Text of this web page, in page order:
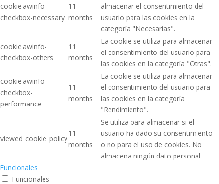
cookielawinfo-
checkbox-necessary
11
months
almacenar el consentimiento del
usuario para las cookies en la
categoría "Necesarias".
cookielawinfo-
checkbox-others
11
months
La cookie se utiliza para almacenar
el consentimiento del usuario para
las cookies en la categoría "Otras".
cookielawinfo-
checkbox-
performance
11
months
La cookie se utiliza para almacenar
el consentimiento del usuario para
las cookies en la categoría
"Rendimiento".
viewed_cookie_policy
11
months
Se utiliza para almacenar si el
usuario ha dado su consentimiento
o no para el uso de cookies. No
almacena ningún dato personal.
Funcionales
Funcionales